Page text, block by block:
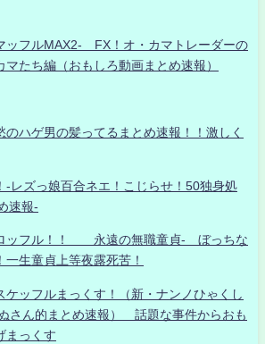
ッフルMAX2- FX！オ・カマトレーダーの
たち編（おもしろ動画まとめ速報）
のハゲ男の髪ってるまとめ速報！！激しく
-レズっ娘百合ネエ！こじらせ！50独身処
速報-
ッフル！！ 永遠の無職童貞- ぼっちな
生童貞上等夜露死苦！
ケッフルまっくす！（新・ナンノひゃくし
さん的まとめ速報） 話題な事件からおも
まっくす